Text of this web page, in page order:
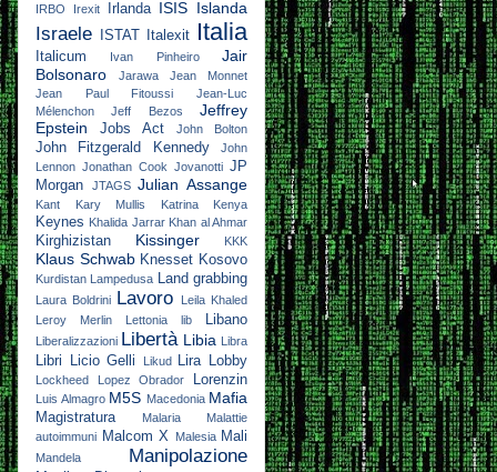
IRBO Irexit Irlanda ISIS Islanda
Israele ISTAT Italexit Italia
Italicum Ivan Pinheiro
Jair
Bolsonaro
Jarawa
Jean Monnet
Jean Paul Fitoussi
Jean-Luc
Mélenchon
Jeff Bezos
Jeffrey
Epstein
Jobs Act John Bolton
John Fitzgerald Kennedy
John
Lennon Jonathan Cook Jovanotti JP
Morgan
JTAGS Julian Assange
Kant Kary Mullis Katrina Kenya
Keynes Khalida Jarrar Khan al Ahmar
Kirghizistan Kissinger KKK
Klaus Schwab Knesset Kosovo
Kurdistan Lampedusa Land grabbing
Laura Boldrini Lavoro
Leila Khaled
Leroy Merlin
Lettonia lib Libano
Liberalizzazioni Libertà Libia Libra
Libri Licio Gelli Likud Lira Lobby
Lockheed Lopez Obrador Lorenzin
Luis Almagro M5S Macedonia Mafia
Magistratura Malaria
Malattie
autoimmuni Malcom X Malesia Mali
Mandela Manipolazione